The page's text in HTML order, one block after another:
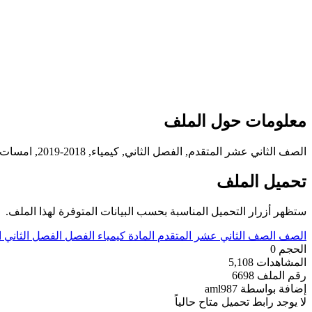
معلومات حول الملف
الصف الثاني عشر المتقدم, الفصل الثاني, كيمياء, 2018-2019, امسات, تلخيص كيمياء 3
تحميل الملف
ستظهر أزرار التحميل المناسبة بحسب البيانات المتوفرة لهذا الملف.
الصف الصف الثاني عشر المتقدم المادة كيمياء الفصل الفصل الثاني
الحجم 0
المشاهدات 5,108
رقم الملف 6698
إضافة بواسطة aml987
لا يوجد رابط تحميل متاح حالياً